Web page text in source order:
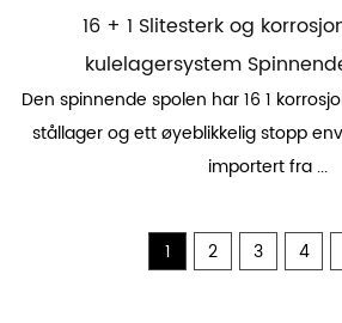
16 + 1 Slitesterk og
kulelagersystem
Den spinnende spolen har 16 1
stållager og ett øyeblikkelig stopp
importert fra ...
1 2 3 4